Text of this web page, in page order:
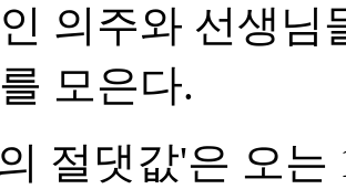
의주와 선생님
모은다.
절댓값'은 오